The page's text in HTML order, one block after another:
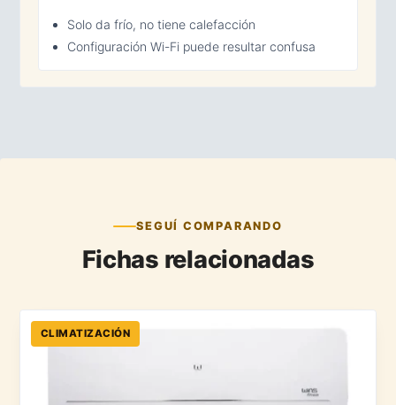
Solo da frío, no tiene calefacción
Configuración Wi-Fi puede resultar confusa
SEGUÍ COMPARANDO
Fichas relacionadas
CLIMATIZACIÓN